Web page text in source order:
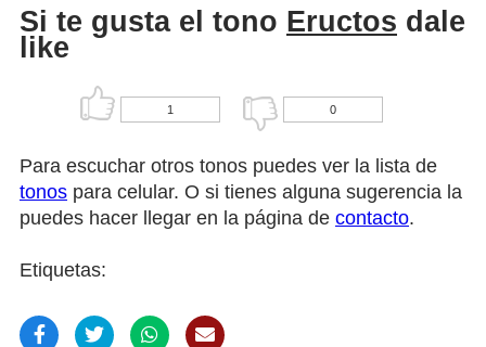
Si te gusta el tono Eructos dale
like
1 0
Para escuchar otros tonos puedes ver la lista de
tonos para celular. O si tienes alguna sugerencia la
puedes hacer llegar en la página de contacto.
Etiquetas: